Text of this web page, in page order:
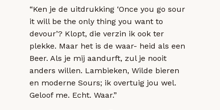
“Ken je de uitdrukking ‘Once you go sour
it will be the only thing you want to
devour’? Klopt, die verzin ik ook ter
plekke. Maar het is de waar- heid als een
Beer. Als je mij aandurft, zul je nooit
anders willen. Lambieken, Wilde bieren
en moderne Sours; ik overtuig jou wel.
Geloof me. Echt. Waar.”